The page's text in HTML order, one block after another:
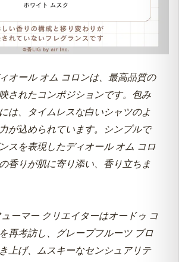
オール オム コロンは、最高品質の
されたコンポジションです。包み
は、タイムレスな白いシャツのよ
が込められています。シンプルで
スを表現したディオール オム コロ
香りが肌に寄り添い、香り立ちま
ーマー クリエイターはオードゥ コ
再考訪し、グレープフルーツ ブロ
上げ、ムスキーなセンシュアリテ